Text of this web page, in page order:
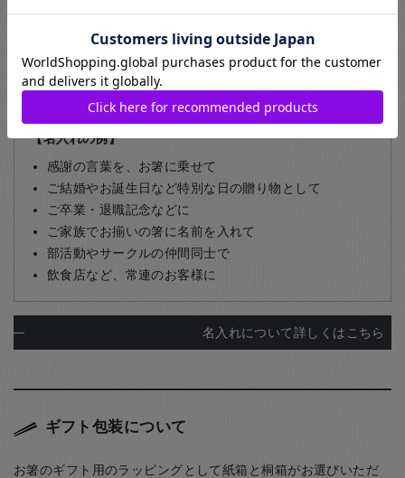
作成期間を約1週間ほど頂いております。
※珊瑚箸シリーズのみ一膳につき1,200円+税
（レーザーを使用した名入れ）
【名入れの例】
感謝の言葉を、お箸に乗せて
ご結婚やお誕生日など特別な日の贈り物として
ご卒業・退職記念などに
ご家族でお揃いの箸に名前を入れて
部活動やサークルの仲間同士で
飲食店など、常連のお客様に
名入れについて詳しくはこちら
ギフト包装について
お箸のギフト用のラッピングとして紙箱と桐箱がお選びいただ